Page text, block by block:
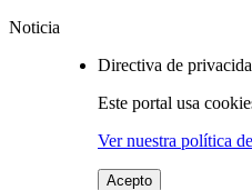
Noticia
Directiva de
Este portal usa
Ver nuestra política
Acepto